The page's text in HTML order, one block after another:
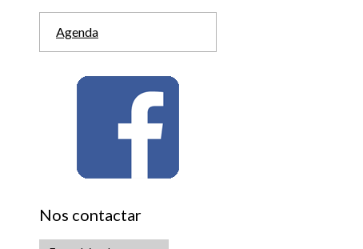
Agenda
Nos contactar